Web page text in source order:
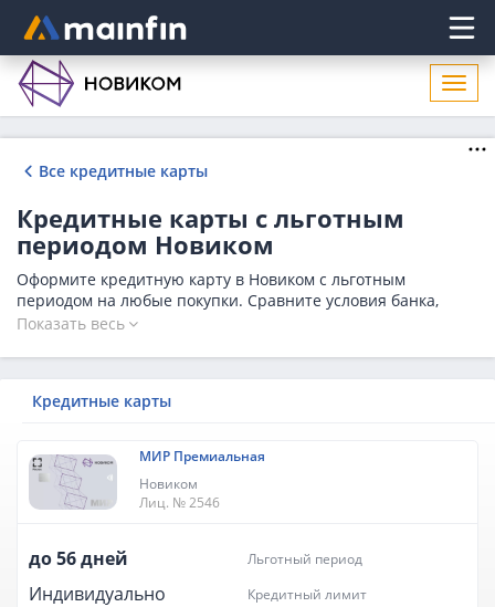
Главное меню
Все кредитные карты
Кредитные карты с льготным
периодом Новиком
Оформите кредитную карту в Новиком с льготным
периодом на любые покупки. Сравните условия банка,
оставьте заявку и получите кредитную карту с
вариантов и оставляйте онлайн-заявку на сайте.
Показать весь
Кредитные карты
МИР Премиальная
Новиком
Лиц. № 2546
до 56 дней льготный период
Индивидуально кредитный лимит